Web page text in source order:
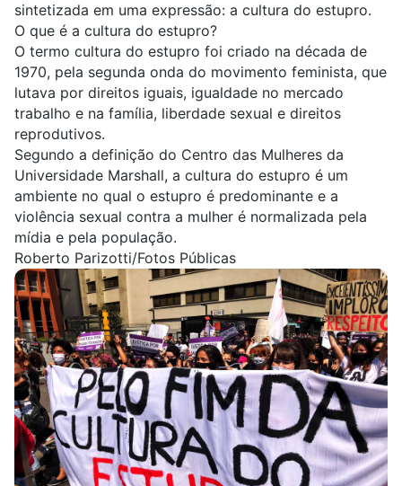
sintetizada em uma expressão: a cultura do estupro.
O que é a cultura do estupro?
O termo cultura do estupro foi criado na década de
1970, pela segunda onda do movimento feminista, que
lutava por direitos iguais, igualdade no mercado
trabalho e na família, liberdade sexual e direitos
reprodutivos.
Segundo a definição do Centro das Mulheres da
Universidade Marshall, a cultura do estupro é um
ambiente no qual o estupro é predominante e a
violência sexual contra a mulher é normalizada pela
mídia e pela população.
Roberto Parizotti/Fotos Públicas